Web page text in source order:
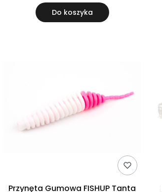
Do koszyka
Przynęta Gumowa FISHUP Tanta